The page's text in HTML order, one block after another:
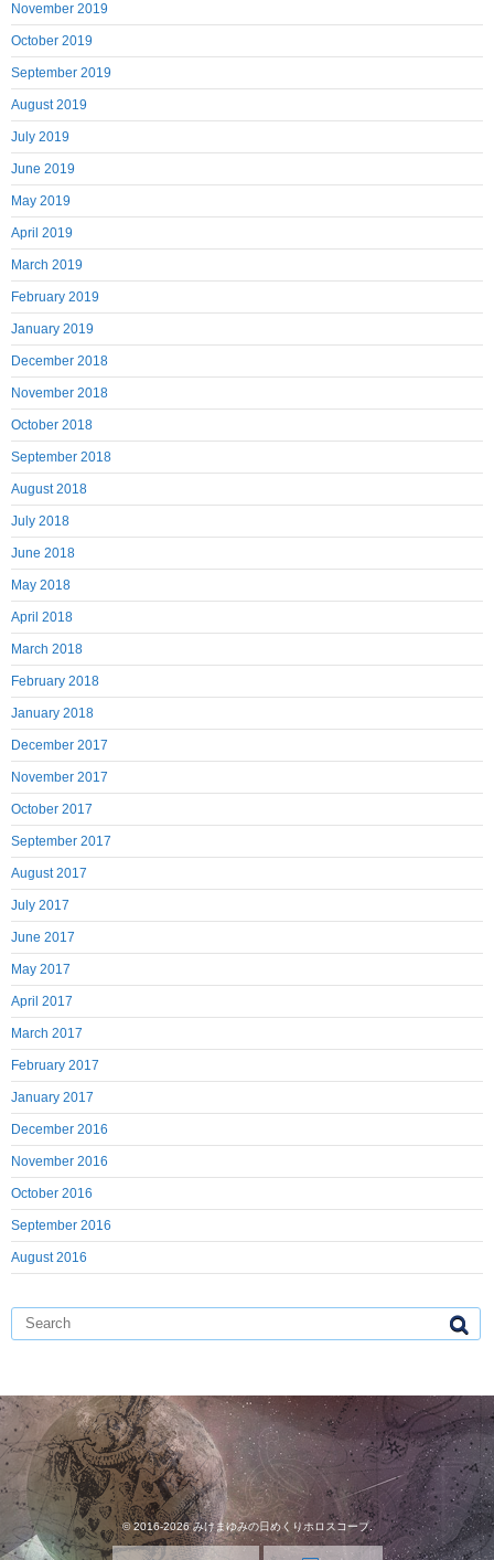
November 2019
October 2019
September 2019
August 2019
July 2019
June 2019
May 2019
April 2019
March 2019
February 2019
January 2019
December 2018
November 2018
October 2018
September 2018
August 2018
July 2018
June 2018
May 2018
April 2018
March 2018
February 2018
January 2018
December 2017
November 2017
October 2017
September 2017
August 2017
July 2017
June 2017
May 2017
April 2017
March 2017
February 2017
January 2017
December 2016
November 2016
October 2016
September 2016
August 2016
© 2016-2026みけまゆみの日めくりホロスコープ.